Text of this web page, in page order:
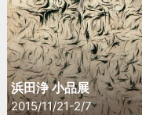
浜田浄 小品展
2015/11/21-2/7